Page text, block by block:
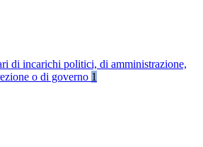
di incarichi politici, di amministrazione,
o di governo 1